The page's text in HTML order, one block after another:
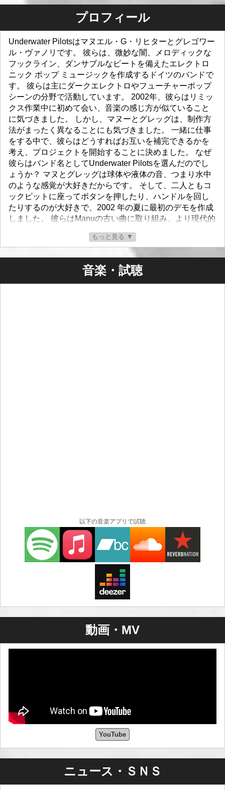
プロフィール
Underwater Pilotsはマヌエル・G・リヒターとグレゴワー
ル・ヴァノリです。 彼らは、微妙な闇、メロディックな
フックライン、ダンサブルなビートを備えたエレクトロ
ニック ポップ ミュージックを作成するドイツのバンドで
す。 彼らは主にダークエレクトロやフューチャーポップ
シーンの分野で活動しています。 2002年、彼らはリミッ
クス作業中に初めて会い、音楽の感じ方が似ていること
に気づきました。 しかし、マヌーとグレッグは、制作方
法がまったく異なることにも気づきました。 一緒に仕事
をする中で、彼らはどうすればお互いを補完できるかを
考え、プロジェクトを開始することに決めました。 なぜ
彼らはバンド名としてUnderwater Pilotsを選んだのでし
ょうか？ マヌとグレッグは球体や液体の音、つまり水中
のような感覚が大好きだからです。 そして、二人ともコ
ックピットに座ってボタンを押したり、ハンドルを回し
たりするのが大好きで、2002 年の夏に最初のデモを作成
しました。 彼らはManuの古い曲に取り組み、より現代的
イロットの始まりでした。
マヌエル・G・リヒター：ボーカル、プロデュース
グレゴワール・ヴァノリ：ライブエレクトロニクス、プ
間学び始めました。 その後、彼は電子音楽を探求し始め
ました。 彼はポップからロックバンドまで、クラシック
なドラムアンサンブルからさまざまなプロジェクトやバ
ンドで演奏しました。 90 年代初頭、彼はドラム演奏と電
子サウンドや作曲を組み合わせ始めました。 1990 年から
1998 年にかけて、彼はいくつかのテープと CD を録音
し、彼のバンド One Step Divine で多くのギグを行いまし
た。 同時に彼は、ポップ、エレクトロ EBM、実験的なエ
レクトロニック プロジェクトにも取り組みました。 1997
年以来、マヌエルは実験的な作曲とサウンド アートに取
り組んでおり、Hands からいくつかのビニール アルバム
クをリリースしました。 彼はドイツや他のヨーロッパ諸
Japanese Translation 日本語翻訳 by Google
もっと見る ▼
音楽・試聴
以下の音楽アプリで試聴
動画・MV
YouTube
ニュース・ＳＮＳ